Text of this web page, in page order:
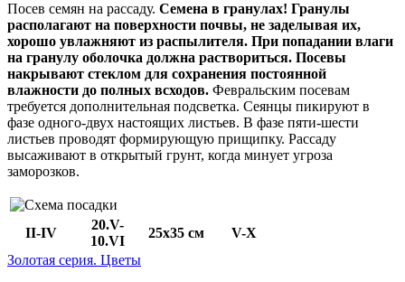
Посев семян на рассаду. Семена в гранулах! Гранулы
располагают на поверхности почвы, не заделывая их,
хорошо увлажняют из распылителя. При попадании влаги
на гранулу оболочка должна раствориться. Посевы
накрывают стеклом для сохранения постоянной
влажности до полных всходов. Февральским посевам
требуется дополнительная подсветка. Сеянцы пикируют в
фазе одного-двух настоящих листьев. В фазе пяти-шести
листьев проводят формирующую прищипку. Рассаду
высаживают в открытый грунт, когда минует угроза
заморозков.
II-IV
20.V-
10.VI
25x35 cм
V-X
Золотая серия. Цветы